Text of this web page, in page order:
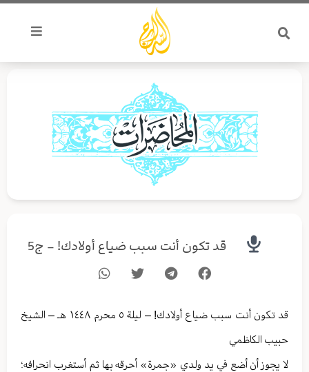
تخطي
المحتوى
قد تكون أنت سبب ضياع أولادك! – ج5
قد تكون أنت سبب ضياع أولادك! – ليلة ٥ محرم ١٤٤٨ هـ – الشيخ
حبيب الكاظمي
لا يجوز أن أضع في يد ولدي «جمرة» أحرقه بها ثم أستغرب انحرافه؛